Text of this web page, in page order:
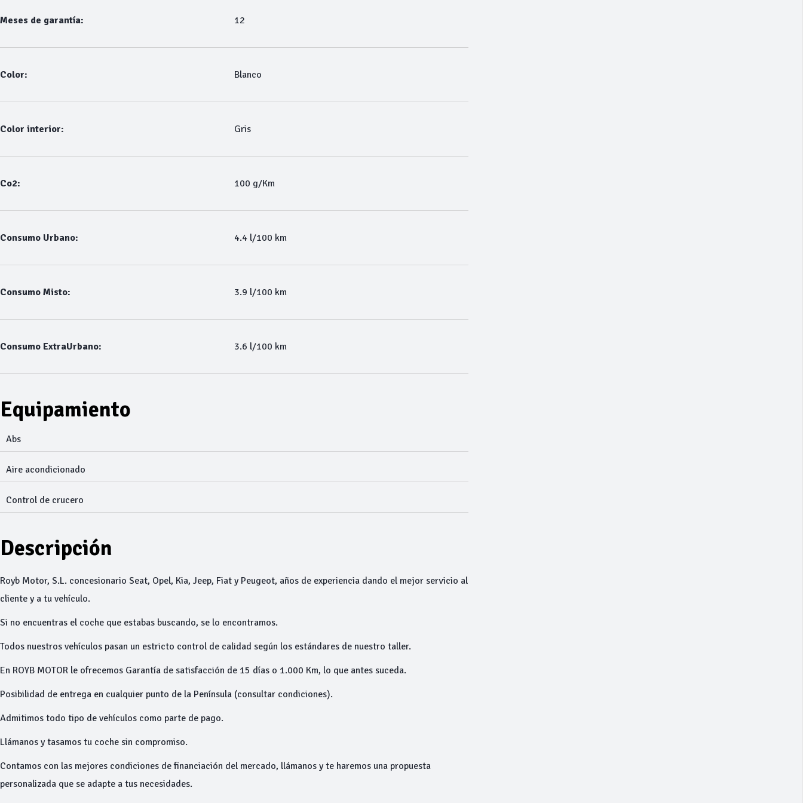
Meses de garantía: 12
Color: Blanco
Color interior: Gris
Co2: 100 g/Km
Consumo Urbano: 4.4 l/100 km
Consumo Misto: 3.9 l/100 km
Consumo ExtraUrbano: 3.6 l/100 km
Equipamiento
Abs
Aire acondicionado
Control de crucero
Descripción
Royb Motor, S.L. concesionario Seat, Opel, Kia, Jeep, Fiat y Peugeot, años de experiencia dando el mejor servicio al
cliente y a tu vehículo.
Si no encuentras el coche que estabas buscando, se lo encontramos.
Todos nuestros vehículos pasan un estricto control de calidad según los estándares de nuestro taller.
En ROYB MOTOR le ofrecemos Garantía de satisfacción de 15 días o 1.000 Km, lo que antes suceda.
Posibilidad de entrega en cualquier punto de la Península (consultar condiciones).
Admitimos todo tipo de vehículos como parte de pago.
Llámanos y tasamos tu coche sin compromiso.
Contamos con las mejores condiciones de financiación del mercado, llámanos y te haremos una propuesta
personalizada que se adapte a tus necesidades.